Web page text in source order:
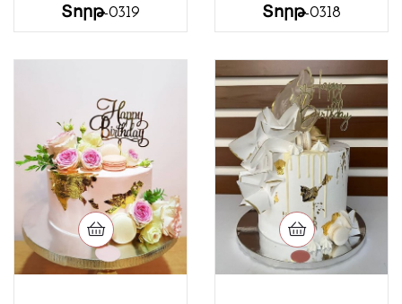
Տորթ-0319 Տորթ-0318